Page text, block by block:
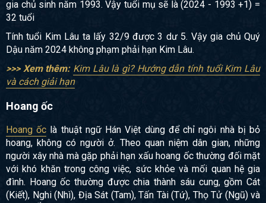
gia chủ sinh năm 1993. Vậy tuổi mụ sẽ là (2024 - 1993 +1) =
32 tuổi
Tính tuổi Kim Lâu ta lấy 32/9 được 3 dư 5. Vậy gia chủ Quý
Dậu năm 2024 không phạm phải hạn Kim Lâu.
>>> Xem thêm: Kim Lâu là gì? Hướng dẫn tính tuổi Kim Lâu
và cách giải hạn
Hoang ốc
Hoang ốc là thuật ngữ Hán Việt dùng để chỉ ngôi nhà bị bỏ
hoang, không có người ở. Theo quan niệm dân gian, những
người xây nhà mà gặp phải hạn xấu hoang ốc thường đối mặt
với khó khăn trong công việc, sức khỏe và mối quan hệ gia
đình. Hoang ốc thường được chia thành sáu cung, gồm Cát
(Kiết), Nghi (Nhì), Địa Sát (Tam), Tấn Tài (Tứ), Thọ Tử (Ngũ) và